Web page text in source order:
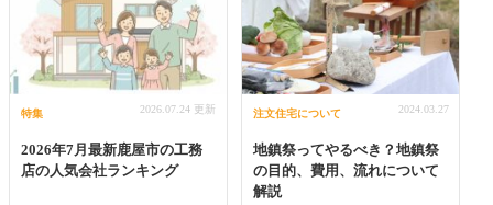
特集
2026年7月最新鹿屋市の工務
店の人気会社ランキング
2026.07.24 更新 注文住宅について
地鎮祭ってやるべき？地鎮祭
の目的、費用、流れについて
解説
2024.03.27